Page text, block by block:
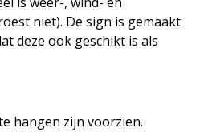
niet). De sign is gemaakt
deze ook geschikt is als
hangen zijn voorzien.